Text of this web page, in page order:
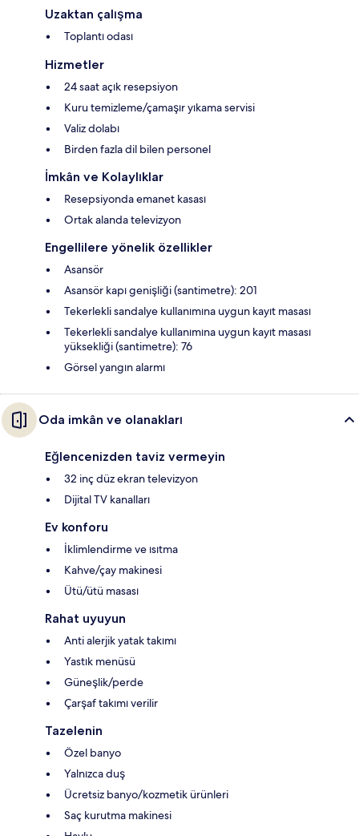
Uzaktan çalışma
Toplantı odası
Hizmetler
24 saat açık resepsiyon
Kuru temizleme/çamaşır yıkama servisi
Valiz dolabı
Birden fazla dil bilen personel
İmkân ve Kolaylıklar
Resepsiyonda emanet kasası
Ortak alanda televizyon
Engellilere yönelik özellikler
Asansör
Asansör kapı genişliği (santimetre): 201
Tekerlekli sandalye kullanımına uygun kayıt masası
Tekerlekli sandalye kullanımına uygun kayıt masası
yüksekliği (santimetre): 76
Görsel yangın alarmı
Oda imkân ve olanakları
Eğlencenizden taviz vermeyin
32 inç düz ekran televizyon
Dijital TV kanalları
Ev konforu
İklimlendirme ve ısıtma
Kahve/çay makinesi
Ütü/ütü masası
Rahat uyuyun
Anti alerjik yatak takımı
Yastık menüsü
Güneşlik/perde
Çarşaf takımı verilir
Tazelenin
Özel banyo
Yalnızca duş
Ücretsiz banyo/kozmetik ürünleri
Saç kurutma makinesi